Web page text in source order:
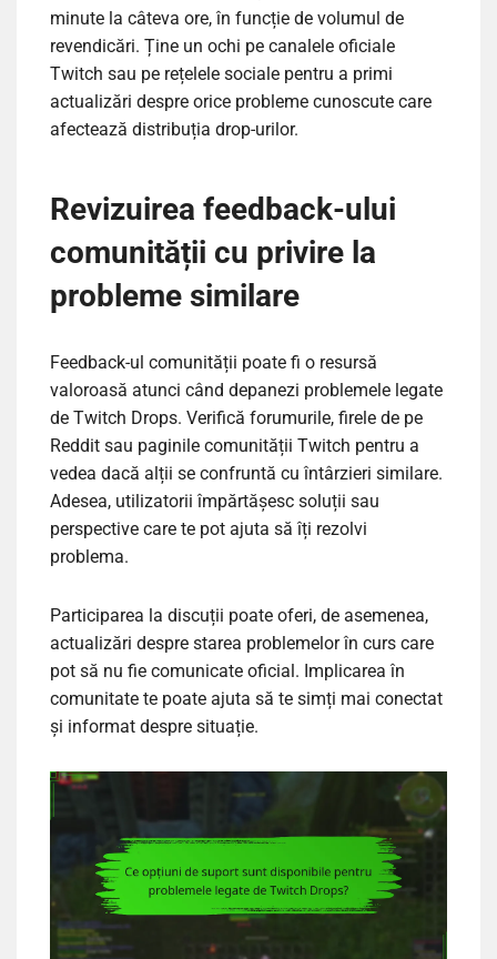
minute la câteva ore, în funcție de volumul de
revendicări. Ține un ochi pe canalele oficiale
Twitch sau pe rețelele sociale pentru a primi
actualizări despre orice probleme cunoscute care
afectează distribuția drop-urilor.
Revizuirea feedback-ului
comunității cu privire la
probleme similare
Feedback-ul comunității poate fi o resursă
valoroasă atunci când depanezi problemele legate
de Twitch Drops. Verifică forumurile, firele de pe
Reddit sau paginile comunității Twitch pentru a
vedea dacă alții se confruntă cu întârzieri similare.
Adesea, utilizatorii împărtășesc soluții sau
perspective care te pot ajuta să îți rezolvi
problema.
Participarea la discuții poate oferi, de asemenea,
actualizări despre starea problemelor în curs care
pot să nu fie comunicate oficial. Implicarea în
comunitate te poate ajuta să te simți mai conectat
și informat despre situație.